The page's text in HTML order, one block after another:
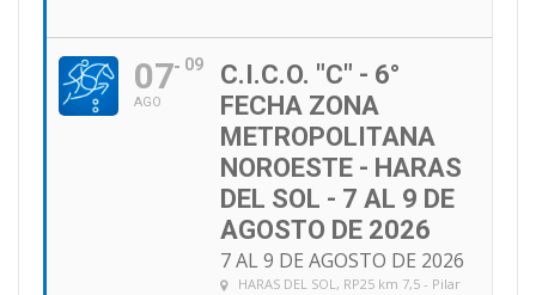
07
AGO
09
C.I.C.O. "C" - 6°
FECHA ZONA
METROPOLITANA
NOROESTE - HARAS
DEL SOL - 7 AL 9 DE
AGOSTO DE 2026
7 AL 9 DE AGOSTO DE 2026
HARAS DEL SOL, RP25 km 7,5 - Pilar